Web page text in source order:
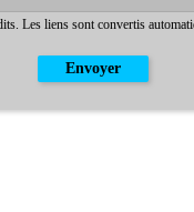
Les liens sont convertis